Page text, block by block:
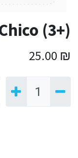
(3+)
₪
25.00